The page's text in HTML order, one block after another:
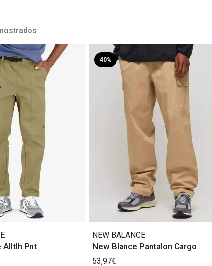
Alltlh Pnt
40%
NEW BALANCE
New Blance Pantalon Cargo
53,97€